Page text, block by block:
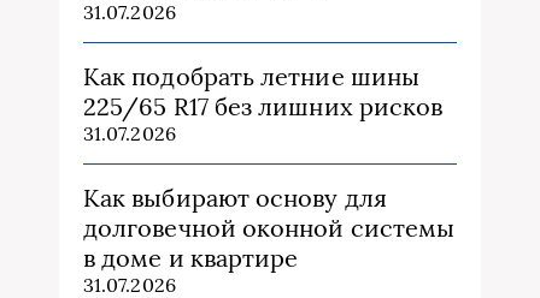
31.07.2026
Как подобрать летние шины
225/65 R17 без лишних рисков
31.07.2026
Как выбирают основу для
долговечной оконной системы
в доме и квартире
31.07.2026